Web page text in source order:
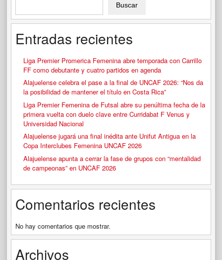
vacío”
Buscar
Entradas recientes
Liga Premier Promerica Femenina abre temporada con Carrillo
FF como debutante y cuatro partidos en agenda
Alajuelense celebra el pase a la final de UNCAF 2026: “Nos da
la posibilidad de mantener el título en Costa Rica”
Liga Premier Femenina de Futsal abre su penúltima fecha de la
primera vuelta con duelo clave entre Curridabat F Venus y
Universidad Nacional
Alajuelense jugará una final inédita ante Unifut Antigua en la
Copa Interclubes Femenina UNCAF 2026
Alajuelense apunta a cerrar la fase de grupos con “mentalidad
de campeonas” en UNCAF 2026
Comentarios recientes
No hay comentarios que mostrar.
Archivos